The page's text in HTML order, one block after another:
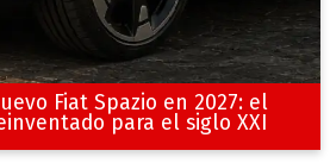
Fiat Spazio en 2027: el
para el siglo XXI